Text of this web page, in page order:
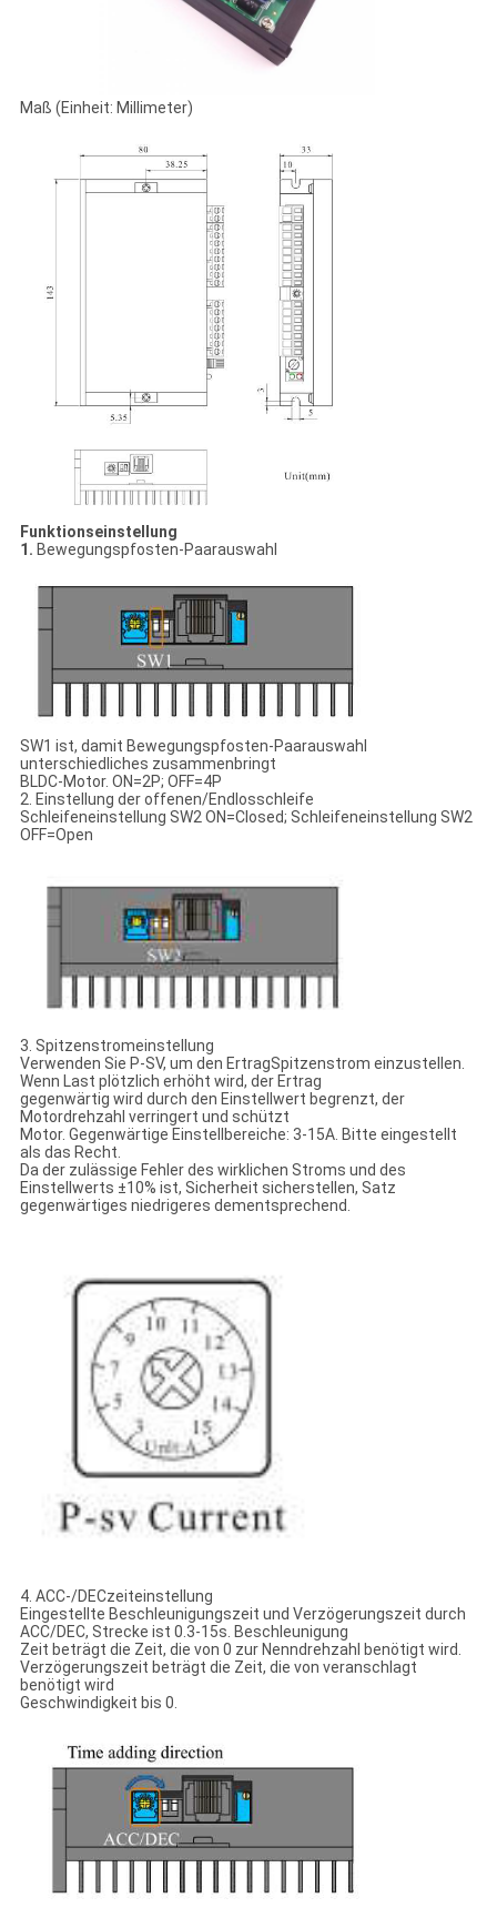
Maß (Einheit: Millimeter)
Funktionseinstellung
1. Bewegungspfosten-Paarauswahl
SW1 ist, damit Bewegungspfosten-Paarauswahl
unterschiedliches zusammenbringt
BLDC-Motor. ON=2P; OFF=4P
2. Einstellung der offenen/Endlosschleife
Schleifeneinstellung SW2 ON=Closed; Schleifeneinstellung SW2
OFF=Open
3. Spitzenstromeinstellung
Verwenden Sie P-SV, um den ErtragSpitzenstrom einzustellen.
Wenn Last plötzlich erhöht wird, der Ertrag
gegenwärtig wird durch den Einstellwert begrenzt, der
Motordrehzahl verringert und schützt
Motor. Gegenwärtige Einstellbereiche: 3-15A. Bitte eingestellt
als das Recht.
Da der zulässige Fehler des wirklichen Stroms und des
Einstellwerts ±10% ist, Sicherheit sicherstellen, Satz
gegenwärtiges niedrigeres dementsprechend.
4. ACC-/DECzeiteinstellung
Eingestellte Beschleunigungszeit und Verzögerungszeit durch
ACC/DEC, Strecke ist 0.3-15s. Beschleunigung
Zeit beträgt die Zeit, die von 0 zur Nenndrehzahl benötigt wird.
Verzögerungszeit beträgt die Zeit, die von veranschlagt
benötigt wird
Geschwindigkeit bis 0.